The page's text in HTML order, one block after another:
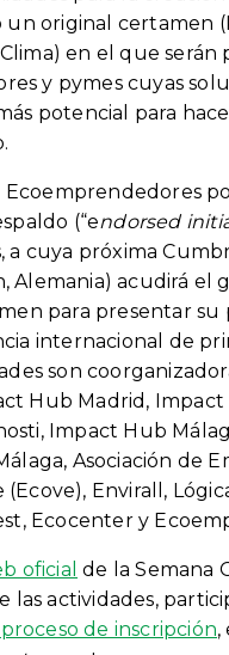
un original certamen
en el que serán
y pymes cuyas
potencial para
Ecoemprendedores
(“endorsed
a cuya próxima
Alemania) acudirá el
para presentar su
internacional de
son
Hub Madrid,
Impact Hub
Asociación de
(Ecove), Envirall,
Ecocenter y
oficial de la Semana
las actividades,
proceso de inscripción,